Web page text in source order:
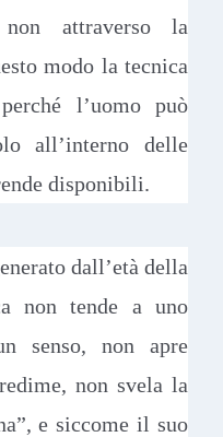
attraverso la
modo la tecnica
l’uomo può
all’interno delle
disponibili.
dall’età della
non tende a uno
senso, non apre
non svela la
e siccome il suo